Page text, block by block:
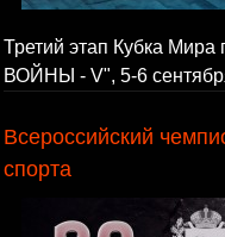
Третий этап Кубка
ВОЙНЫ - V", 5-6
Всероссийский
спорта